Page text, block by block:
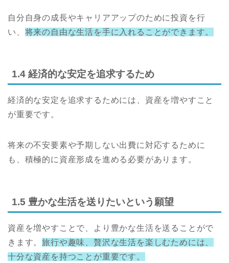
自分自身の成長やキャリアアップのために投資を行
い、 将来の自由な生活を手に入れることができます。
1.4 経済的な安定を追求するため
経済的な安定を追求するためには、資産を増やすこと
が重要です。
将来の不安要素や予期しない出費に対応するために
も、積極的に資産形成を進める必要があります。
1.5 豊かな生活を送りたいという願望
資産を増やすことで、より豊かな生活を送ることがで
きます。旅行や趣味、贅沢な生活を楽しむためには、
十分な資産を持つことが重要です。